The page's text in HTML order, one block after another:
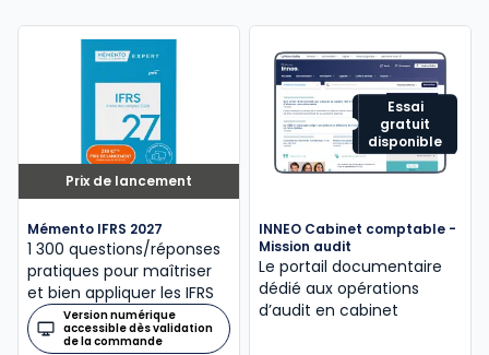
Prix de lancement
Mémento IFRS 2027
1 300 questions/réponses
pratiques pour maîtriser
et bien appliquer les IFRS
Version numérique
accessible dès validation
de la commande
Essai
gratuit
disponible
INNEO Cabinet comptable -
Mission audit
Le portail documentaire
dédié aux opérations
d’audit en cabinet